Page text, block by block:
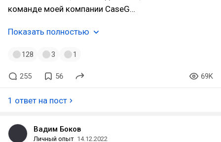
команде моей компании CaseG…
Показать полностью
128 3 1
255 56 69K
1 ответ на пост
Вадим Боков
Личный опыт 14.12.2022